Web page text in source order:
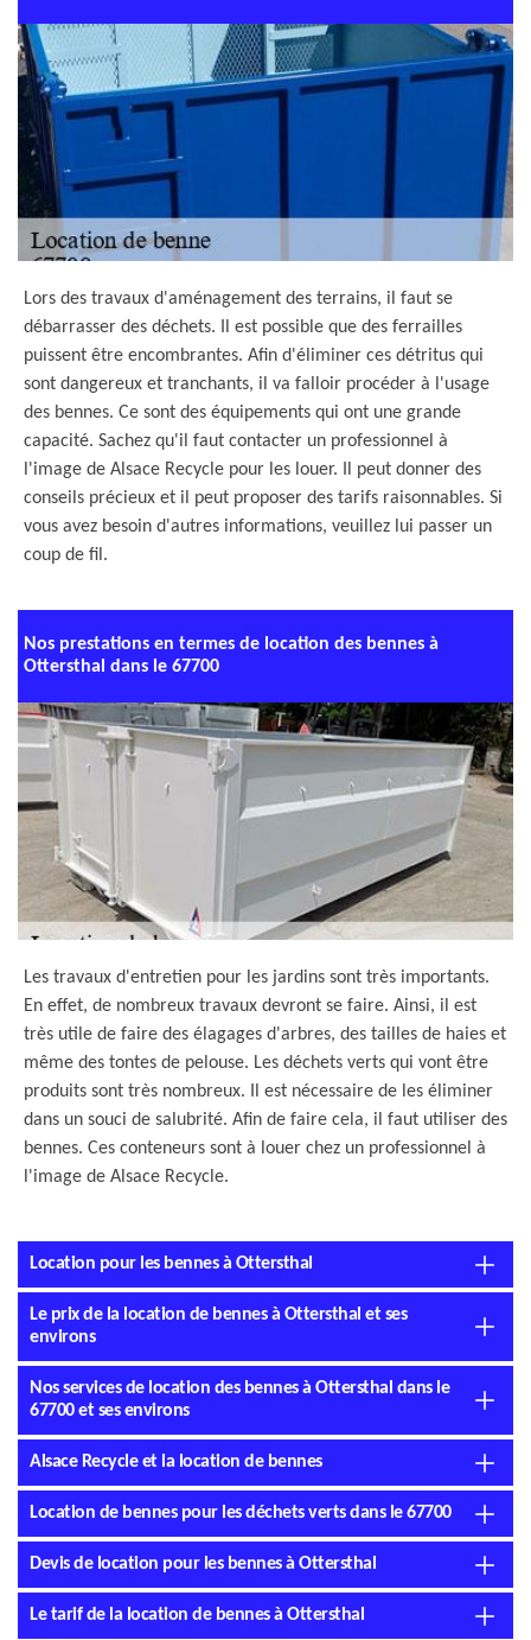
Lors des travaux d'aménagement des terrains, il faut se
débarrasser des déchets. Il est possible que des ferrailles
puissent être encombrantes. Afin d'éliminer ces détritus qui
sont dangereux et tranchants, il va falloir procéder à l'usage
des bennes. Ce sont des équipements qui ont une grande
capacité. Sachez qu'il faut contacter un professionnel à
l'image de Alsace Recycle pour les louer. Il peut donner des
conseils précieux et il peut proposer des tarifs raisonnables. Si
vous avez besoin d'autres informations, veuillez lui passer un
coup de fil.
Nos prestations en termes de location des bennes à
Ottersthal dans le 67700
Les travaux d'entretien pour les jardins sont très importants.
En effet, de nombreux travaux devront se faire. Ainsi, il est
très utile de faire des élagages d'arbres, des tailles de haies et
même des tontes de pelouse. Les déchets verts qui vont être
produits sont très nombreux. Il est nécessaire de les éliminer
dans un souci de salubrité. Afin de faire cela, il faut utiliser des
bennes. Ces conteneurs sont à louer chez un professionnel à
l'image de Alsace Recycle.
Location pour les bennes à Ottersthal
Le prix de la location de bennes à Ottersthal et ses
environs
Nos services de location des bennes à Ottersthal dans le
67700 et ses environs
Alsace Recycle et la location de bennes
Location de bennes pour les déchets verts dans le 67700
Devis de location pour les bennes à Ottersthal
Le tarif de la location de bennes à Ottersthal